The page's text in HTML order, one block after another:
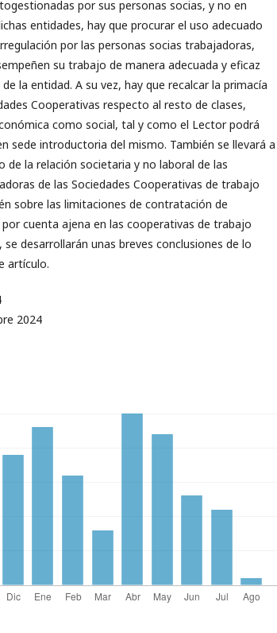
por sus personas socias, y no en
entidades, hay que procurar el uso adecuado
por las personas socias trabajadoras,
su trabajo de manera adecuada y eficaz
la entidad. A su vez, hay que recalcar la primacía
Cooperativas respecto al resto de clases,
como social, tal y como el Lector podrá
sede introductoria del mismo. También se llevará a
de la relación societaria y no laboral de las
de las Sociedades Cooperativas de trabajo
sobre las limitaciones de contratación de
cuenta ajena en las cooperativas de trabajo
desarrollarán unas breves conclusiones de lo
artículo.
2024